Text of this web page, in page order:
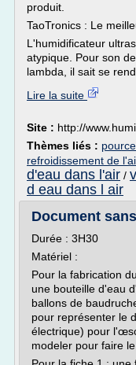
produit.
TaoTronics : Le
L'humidificateur
atypique. Pour son
lambda, il sait se
Lire la suite
Site : http://
Thèmes liés :
refroidissement de
d'eau dans l'air /
d eau dans l air
Document
Durée : 3H30
Matériel :
Pour la fabrication
une bouteille d'eau
ballons de
pour représenter le
électrique) pour
modeler pour faire le